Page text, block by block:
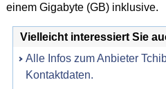
einem Gigabyte (GB) inklusive.
Vielleicht interessiert Sie
Alle Infos zum Anbieter
Kontaktdaten.